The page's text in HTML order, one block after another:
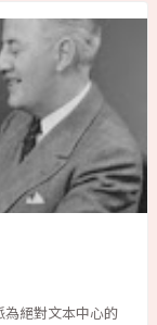
絕對文本中心的